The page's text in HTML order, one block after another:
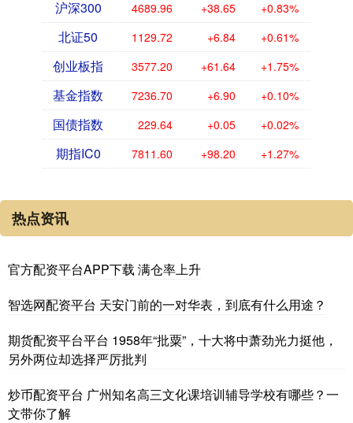
沪深300 4689.96 +38.65 +0.83%
北证50 1129.72 +6.84 +0.61%
创业板指 3577.20 +61.64 +1.75%
基金指数 7236.70 +6.90 +0.10%
国债指数 229.64 +0.05 +0.02%
期指IC0 7811.60 +98.20 +1.27%
热点资讯
官方配资平台APP下载 满仓率上升
智选网配资平台 天安门前的一对华表，到底有什么用途？
期货配资平台平台 1958年“批粟”，十大将中萧劲光力挺他，
另外两位却选择严厉批判
炒币配资平台 广州知名高三文化课培训辅导学校有哪些？一
文带你了解